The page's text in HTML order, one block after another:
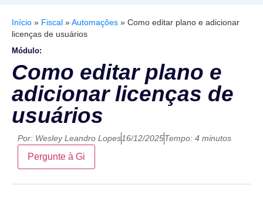
Início » Fiscal » Automações » Como editar plano e adicionar
licenças de usuários
Módulo:
Como editar plano e
adicionar licenças de
usuários
Por: Wesley Leandro Lopes16/12/2025Tempo: 4 minutos
Pergunte à Gi